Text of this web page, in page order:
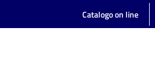
Catalogo on line